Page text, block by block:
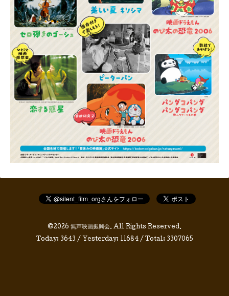
©2026 無声映画振興会. All Rights Reserved.
Today: 3643 / Yesterday: 11684/ Total: 3307065